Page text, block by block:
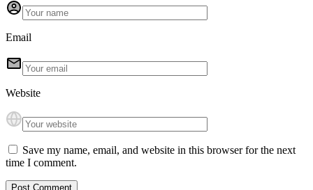
Email
Website
Save my name, email, and website in this browser for the next
time I comment.